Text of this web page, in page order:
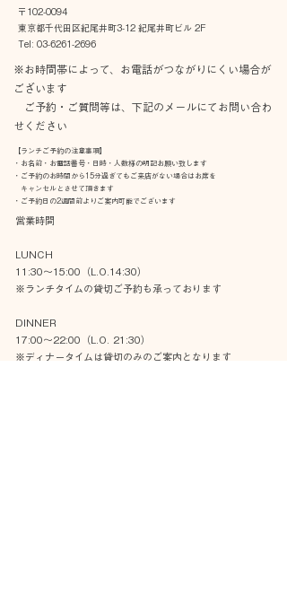
〒102-0094
東京都千代田区紀尾井町3-12 紀尾井町ビル 2F
Tel: 03-6261-2696
※お時間帯によって、お電話がつながりにくい場合が
ございます
ご予約・ご質問等は、下記のメールにてお問い合わ
せください
【ランチご予約の注意事項】
・お名前・お電話番号・日時・人数様の明記お願い致します
・ご予約のお時間から15分過ぎてもご来店がない場合はお席を
キャンセルとさせて頂きます
・ご予約日の2週間前よりご案内可能でございます
営業時間
LUNCH
11:30〜15:00（L.O.14:30）
※ランチタイムの貸切ご予約も承っております
DINNER
17:00～22:00（L.O. 21:30）
※ディナータイムは貸切のみのご案内となります